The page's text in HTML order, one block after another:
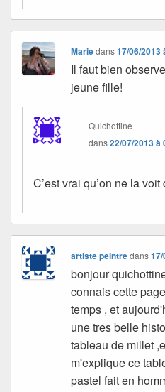
Mariedans17/06/2013
Il faut bien
jeune fille!
Quichottine
dans22/07/2013 à
C’est vrai qu’on ne la
artiste peintredans
bonjour
connais cette
temps , et
une tres belle
tableau de millet
m'explique ce
pastel fait en